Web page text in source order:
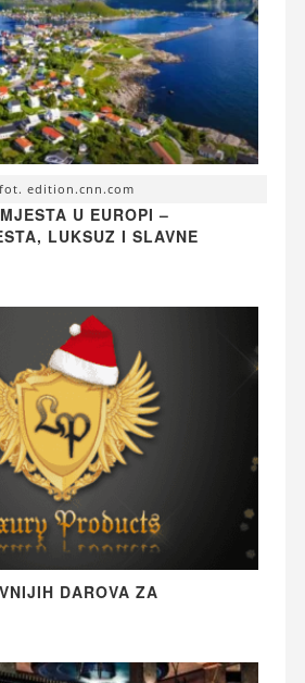
fot. edition.cnn.com
U EUROPI –
LUKSUZ I SLAVNE
DAROVA ZA